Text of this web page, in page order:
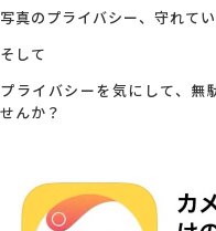
最新ブログ
会社概要
写真のプライバシー、守れて
そして
プライバシーを気にして、無
せんか？